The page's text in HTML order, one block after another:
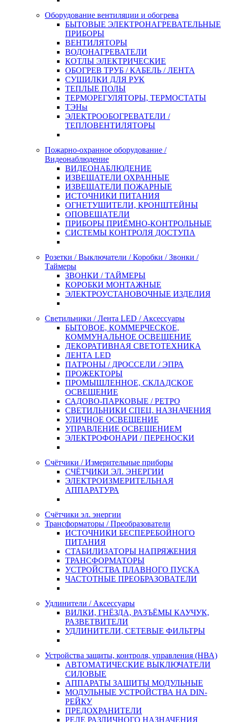
Оборудование вентиляции и обогрева
БЫТОВЫЕ ЭЛЕКТРОНАГРЕВАТЕЛЬНЫЕ
ПРИБОРЫ
ВЕНТИЛЯТОРЫ
ВОДОНАГРЕВАТЕЛИ
КОТЛЫ ЭЛЕКТРИЧЕСКИЕ
ОБОГРЕВ ТРУБ / КАБЕЛЬ / ЛЕНТА
СУШИЛКИ ДЛЯ РУК
ТЕПЛЫЕ ПОЛЫ
ТЕРМОРЕГУЛЯТОРЫ, ТЕРМОСТАТЫ
ТЭНы
ЭЛЕКТРООБОГРЕВАТЕЛИ /
ТЕПЛОВЕНТИЛЯТОРЫ
Пожарно-охранное оборудование /
Видеонаблюдение
ВИДЕОНАБЛЮДЕНИЕ
ИЗВЕЩАТЕЛИ ОХРАННЫЕ
ИЗВЕЩАТЕЛИ ПОЖАРНЫЕ
ИСТОЧНИКИ ПИТАНИЯ
ОГНЕТУШИТЕЛИ, КРОНШТЕЙНЫ
ОПОВЕЩАТЕЛИ
ПРИБОРЫ ПРИЁМНО-КОНТРОЛЬНЫЕ
СИСТЕМЫ КОНТРОЛЯ ДОСТУПА
Розетки / Выключатели / Коробки / Звонки /
Таймеры
ЗВОНКИ / ТАЙМЕРЫ
КОРОБКИ МОНТАЖНЫЕ
ЭЛЕКТРОУСТАНОВОЧНЫЕ ИЗДЕЛИЯ
Светильники / Лента LED / Аксессуары
БЫТОВОЕ, КОММЕРЧЕСКОЕ,
КОММУНАЛЬНОЕ ОСВЕЩЕНИЕ
ДЕКОРАТИВНАЯ СВЕТОТЕХНИКА
ЛЕНТА LED
ПАТРОНЫ / ДРОССЕЛИ / ЭПРА
ПРОЖЕКТОРЫ
ПРОМЫШЛЕННОЕ, СКЛАДСКОЕ
ОСВЕЩЕНИЕ
САДОВО-ПАРКОВЫЕ / РЕТРО
СВЕТИЛЬНИКИ СПЕЦ. НАЗНАЧЕНИЯ
УЛИЧНОЕ ОСВЕЩЕНИЕ
УПРАВЛЕНИЕ ОСВЕЩЕНИЕМ
ЭЛЕКТРОФОНАРИ / ПЕРЕНОСКИ
Счётчики / Измерительные приборы
СЧЁТЧИКИ ЭЛ. ЭНЕРГИИ
ЭЛЕКТРОИЗМЕРИТЕЛЬНАЯ
АППАРАТУРА
Счётчики эл. энергии
Трансформаторы / Преобразователи
ИСТОЧНИКИ БЕСПЕРЕБОЙНОГО
ПИТАНИЯ
СТАБИЛИЗАТОРЫ НАПРЯЖЕНИЯ
ТРАНСФОРМАТОРЫ
УСТРОЙСТВА ПЛАВНОГО ПУСКА
ЧАСТОТНЫЕ ПРЕОБРАЗОВАТЕЛИ
Удлинители / Аксессуары
ВИЛКИ, ГНЁЗДА, РАЗЪЁМЫ КАУЧУК,
РАЗВЕТВИТЕЛИ
УДЛИНИТЕЛИ, СЕТЕВЫЕ ФИЛЬТРЫ
Устройства защиты, контроля, управления (НВА)
АВТОМАТИЧЕСКИЕ ВЫКЛЮЧАТЕЛИ
СИЛОВЫЕ
АППАРАТЫ ЗАЩИТЫ МОДУЛЬНЫЕ
МОДУЛЬНЫЕ УСТРОЙСТВА НА DIN-
РЕЙКУ
ПРЕДОХРАНИТЕЛИ
РЕЛЕ РАЗЛИЧНОГО НАЗНАЧЕНИЯ